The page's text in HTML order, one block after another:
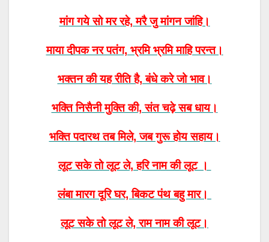
मांग गये सो मर रहे, मरै जु मांगन जांहि।
माया दीपक नर पतंग, भ्रमि भ्रमि माहि परन्त।
भक्तन की यह रीति है, बंधे करे जो भाव।
भक्ति निसैनी मुक्ति की, संत चढ़े सब धाय।
भक्ति पदारथ तब मिले, जब गुरू होय सहाय।
लूट सके तो लूट ले, हरि नाम की लूट ।
लंबा मारग दूरि घर, बिकट पंथ बहु मार।
लूट सके तो लूट ले, राम नाम की लूट।